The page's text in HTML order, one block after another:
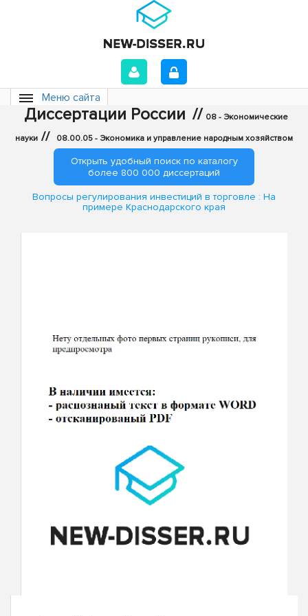
Меню сайта
Диссертации России // 08 - Экономические
науки // 08.00.05 - Экономика и управление народным хозяйством
Открыть удобный поиск по каталогу
более 800 000 диссертаций
Вопросы регулирования инвестиций в торговле : На
примере Краснодарского края